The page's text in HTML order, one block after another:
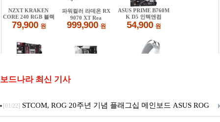
보드나라 최신 기사
[01/22] STCOM, ROG 20주년 기념 플래그십 메인보드 ASUS ROG